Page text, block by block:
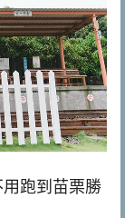
跑到苗栗勝